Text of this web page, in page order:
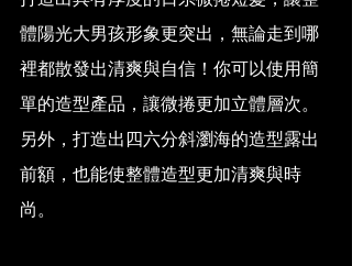
體陽光大男孩形象更突出，無論走到哪
裡都散發出清爽與自信！你可以使用簡
單的造型產品，讓微捲更加立體層次。
另外，打造出四六分斜瀏海的造型露出
前額，也能使整體造型更加清爽與時
尚。